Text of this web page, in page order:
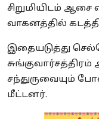
சிறுமியிடம் ஆசை
வாகனத்தில்
இதையடுத்து
சுங்குவார்சத்திரம்
சந்துருவையும்
மீட்டனர்.